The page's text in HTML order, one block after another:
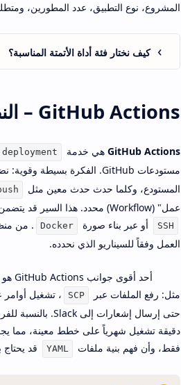
المشروع، نوع التطبيق، عدد المطورين،
كيف نختار فئة أداة الأتمتة المناسبة؟
GitHub Actions – النظام الأكثر انتشاراً لأتمتة الرفع
GitHub Actions هي خدمة
مستودعات GitHub. الفكرة بسيطة وقوية: نضع ملفات إعداد بصيغة
المستودع، وكلما حدث حدث معين مثل
عمل" (Workflow) محدد. هذا السير قد يتضمن خطوات بناء الكود، تشغيل الاختبارات، ثم
SSH أو عبر بناء صورة Docker . من
العمل وفقاً للسيناريو الذي نحدده.
أحد أقوى جوانب GitHub Actions هو مكتبة الـ
مثل: رفع الملفات عبر
SCP ، تشغيل
دقيقة تشغيل شهرياً على خطط معينة، مما
فقط، وأن فهم بنية ملفات
YAML قد